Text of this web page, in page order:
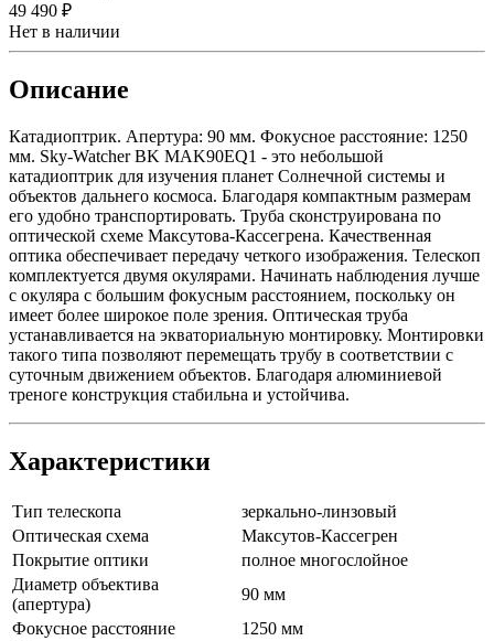
49 490 ₽
Нет в наличии
Описание
Катадиоптрик. Апертура: 90 мм. Фокусное расстояние: 1250
мм. Sky-Watcher BK MAK90EQ1 - это небольшой
катадиоптрик для изучения планет Солнечной системы и
объектов дальнего космоса. Благодаря компактным размерам
его удобно транспортировать. Труба сконструирована по
оптической схеме Максутова-Кассегрена. Качественная
оптика обеспечивает передачу четкого изображения. Телескоп
комплектуется двумя окулярами. Начинать наблюдения лучше
с окуляра с большим фокусным расстоянием, поскольку он
имеет более широкое поле зрения. Оптическая труба
устанавливается на экваториальную монтировку. Монтировки
такого типа позволяют перемещать трубу в соответствии с
суточным движением объектов. Благодаря алюминиевой
треноге конструкция стабильна и устойчива.
Характеристики
Тип телескопа
зеркально-линзовый
Оптическая схема
Максутов-Кассегрен
Покрытие оптики
полное многослойное
Диаметр объектива
(апертура)
90 мм
Фокусное расстояние
1250 мм